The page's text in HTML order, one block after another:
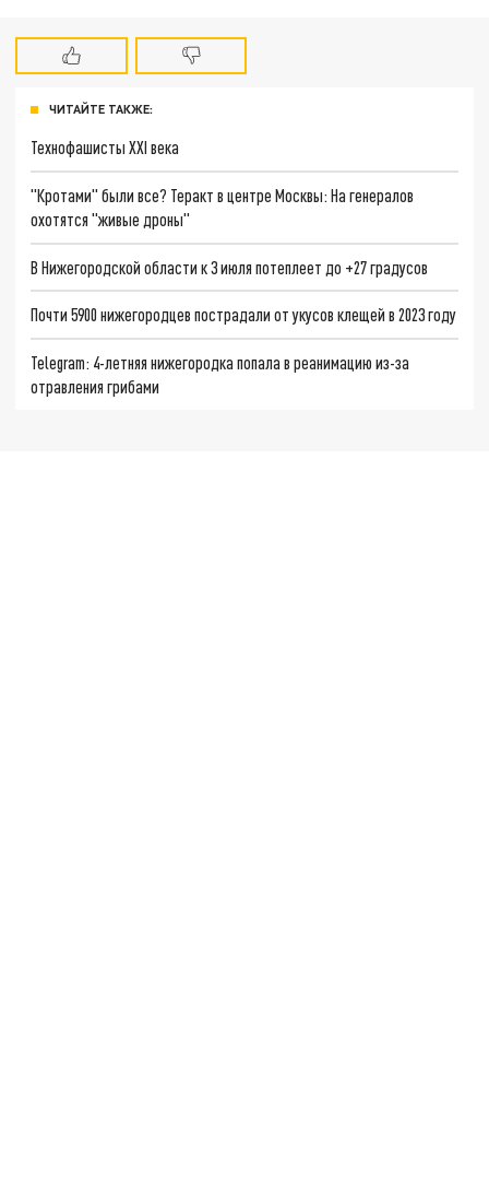
ЧИТАЙТЕ ТАКЖЕ:
Технофашисты XXI века
"Кротами" были все? Теракт в центре Москвы: На генералов
охотятся "живые дроны"
В Нижегородской области к 3 июля потеплеет до +27 градусов
Почти 5900 нижегородцев пострадали от укусов клещей в 2023 году
Telegram: 4-летняя нижегородка попала в реанимацию из-за
отравления грибами